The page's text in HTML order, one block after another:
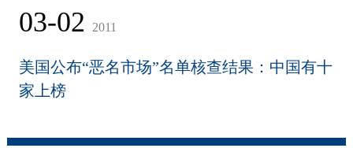
03-02 2011
美国公布“恶名市场”名单核查结果：中国有十
家上榜